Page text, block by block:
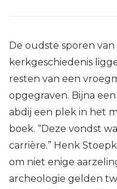
De oudste sporen
kerkgeschiedenis
resten van een
opgegraven. Bijna
abdij een plek in het
boek. “Deze vondst
carrière.” Henk
om niet enige
archeologie gelden